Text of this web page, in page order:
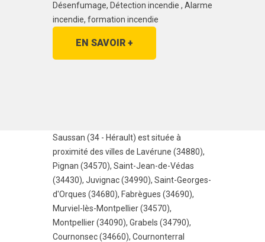
Désenfumage, Détection incendie , Alarme
incendie, formation incendie
EN SAVOIR +
Saussan (34 - Hérault) est située à
proximité des villes de
Lavérune (34880),
Pignan (34570), Saint-Jean-de-Védas
(34430), Juvignac (34990), Saint-Georges-
d'Orques (34680), Fabrègues (34690),
Murviel-lès-Montpellier (34570),
Montpellier (34090), Grabels (34790),
Cournonsec (34660), Cournonterral